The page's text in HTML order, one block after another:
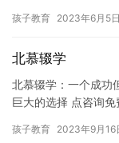
善…
孩子教育 2023年6月5日
北慕辍学
北慕辍学：一个成功
巨大的选择 点咨询
孩子教育 2023年9月16